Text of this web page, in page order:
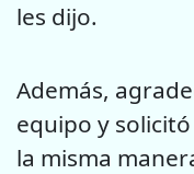
les dijo.
Además,
equipo y
la misma